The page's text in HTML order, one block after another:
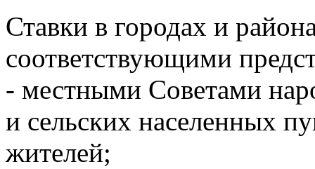
Ставки в городах и
соответствующими
- местными Советами
и сельских населенных
жителей;